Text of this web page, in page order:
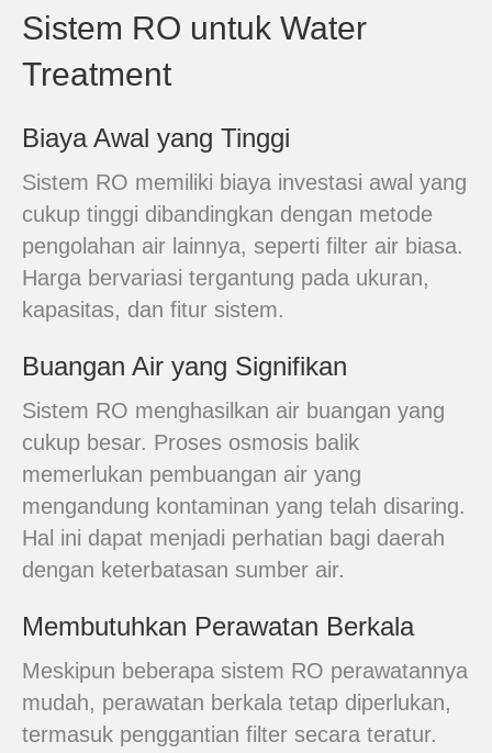
Sistem RO untuk Water
Treatment
Biaya Awal yang Tinggi
Sistem RO memiliki biaya investasi awal yang
cukup tinggi dibandingkan dengan metode
pengolahan air lainnya, seperti filter air biasa.
Harga bervariasi tergantung pada ukuran,
kapasitas, dan fitur sistem.
Buangan Air yang Signifikan
Sistem RO menghasilkan air buangan yang
cukup besar. Proses osmosis balik
memerlukan pembuangan air yang
mengandung kontaminan yang telah disaring.
Hal ini dapat menjadi perhatian bagi daerah
dengan keterbatasan sumber air.
Membutuhkan Perawatan Berkala
Meskipun beberapa sistem RO perawatannya
mudah, perawatan berkala tetap diperlukan,
termasuk penggantian filter secara teratur.